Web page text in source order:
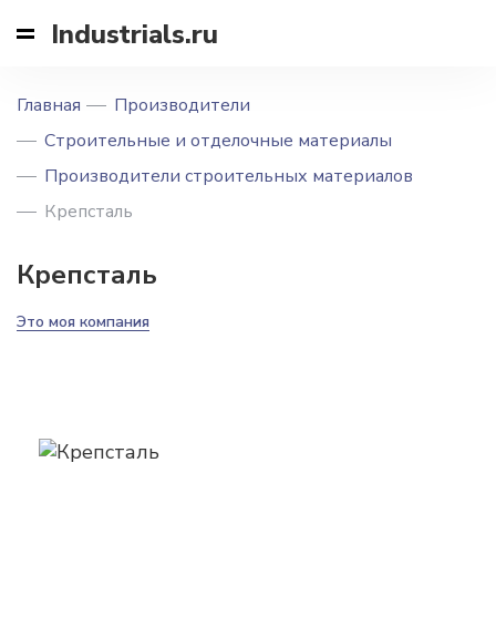
Industrials.ru
Главная
Производители
Строительные и отделочные материалы
Производители строительных материалов
Крепсталь
Крепсталь
Это моя компания